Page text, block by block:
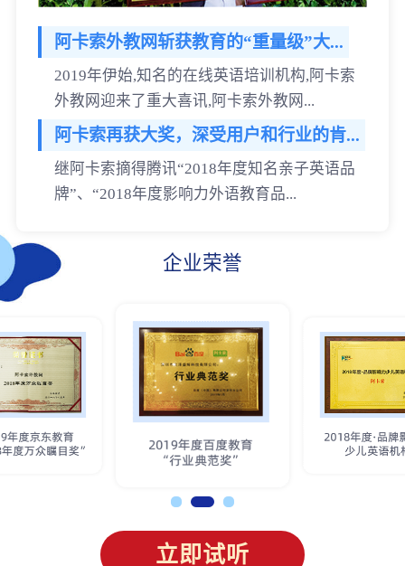
阿卡索外教网斩获教育的“重量级”大...
2019年伊始,知名的在线英语培训机构,阿卡索
外教网迎来了重大喜讯,阿卡索外教网...
阿卡索再获大奖，深受用户和行业的肯...
继阿卡索摘得腾讯“2018年度知名亲子英语品
牌”、“2018年度影响力外语教育品...
企业荣誉
立即试听